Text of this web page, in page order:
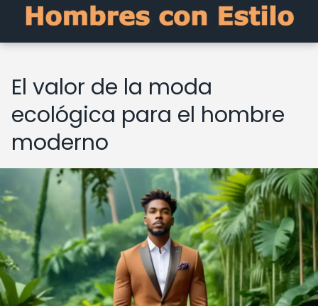
El valor de la moda
ecológica para el hombre
moderno